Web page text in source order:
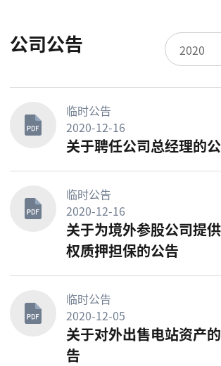
公司公告 2020
临时公告
2020-12-16
关于聘任公司总经理的
临时公告
2020-12-16
关于为境外参股公司提
权质押担保的公告
临时公告
2020-12-05
关于对外出售电站资产
告